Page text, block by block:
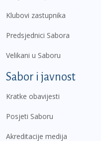
Klubovi zastupnika
Predsjednici Sabora
Velikani u Saboru
Sabor i javnost
Kratke obavijesti
Posjeti Saboru
Akreditacije medija